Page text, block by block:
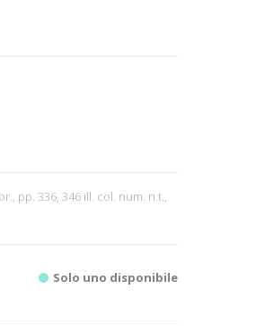
pp. 336, 346 ill. col. num. n.t.,
Solo uno disponibile